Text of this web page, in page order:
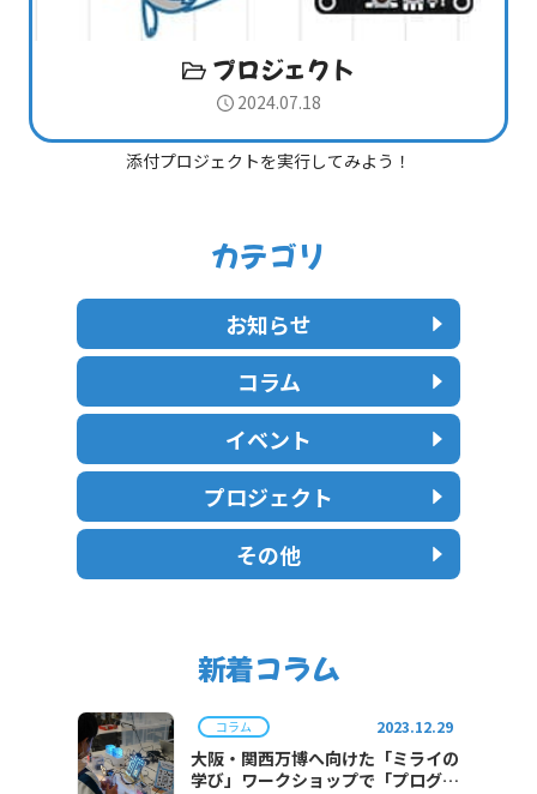
プロジェクト
2024.07.18
添付プロジェクトを実行してみよう！
カテゴリ
お知らせ
コラム
イベント
プロジェクト
その他
新着コラム
コラム 2023.12.29
大阪・関西万博へ向けた「ミライの
学び」ワークショップで「プログラ